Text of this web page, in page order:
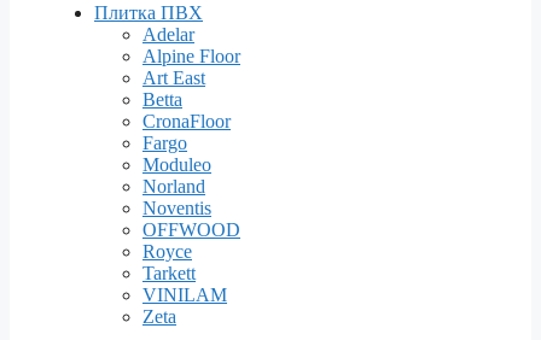
Плитка ПВХ
Adelar
Alpine Floor
Art East
Betta
CronaFloor
Fargo
Moduleo
Norland
Noventis
OFFWOOD
Royce
Tarkett
VINILAM
Zeta